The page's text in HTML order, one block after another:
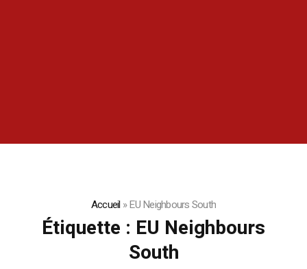
Accueil »EU Neighbours South
Étiquette : EU Neighbours
South